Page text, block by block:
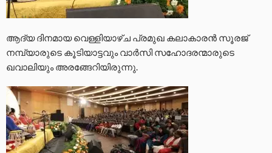
ആദ്യ ദിനമായ വെള്ളിയാഴ്ച പ്രമുഖ കലാകാരന്‍ സൂരജ്
നമ്പ്യാരുടെ കൂടിയാട്ടവും വാര്‍സി സഹോദരന്മാരുടെ
ഖവാലിയും അരങ്ങേറിയിരുന്നു.